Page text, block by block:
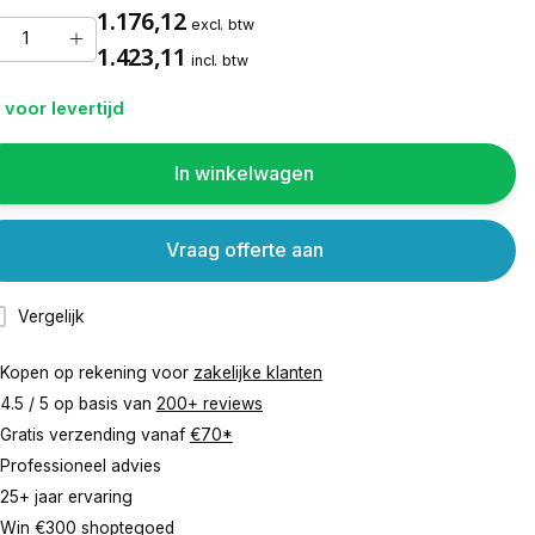
1.176,12 excl. btw
1.423,11 incl. btw
voor levertijd
In winkelwagen
Vergelijk
Vraag offerte aan
Kopen op rekening voor zakelijke klanten
4.5 / 5 op basis van 200+ reviews
Gratis verzending vanaf €70*
Professioneel advies
25+ jaar ervaring
Win €300 shoptegoed